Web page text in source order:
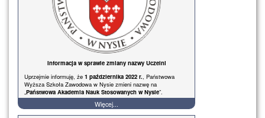
Informacja w sprawie zmiany nazwy Uczelni
Uprzejmie informuję, że 1 października 2022 r., Państwowa
Wyższa Szkoła Zawodowa w Nysie zmieni nazwę na
„Państwowa Akademia Nauk Stosowanych w Nysie”.
Więcej...